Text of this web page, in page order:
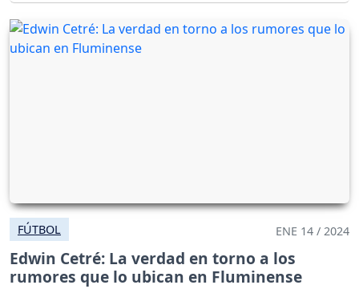
FÚTBOL ENE 14 / 2024
Edwin Cetré: La verdad en torno a los
rumores que lo ubican en Fluminense